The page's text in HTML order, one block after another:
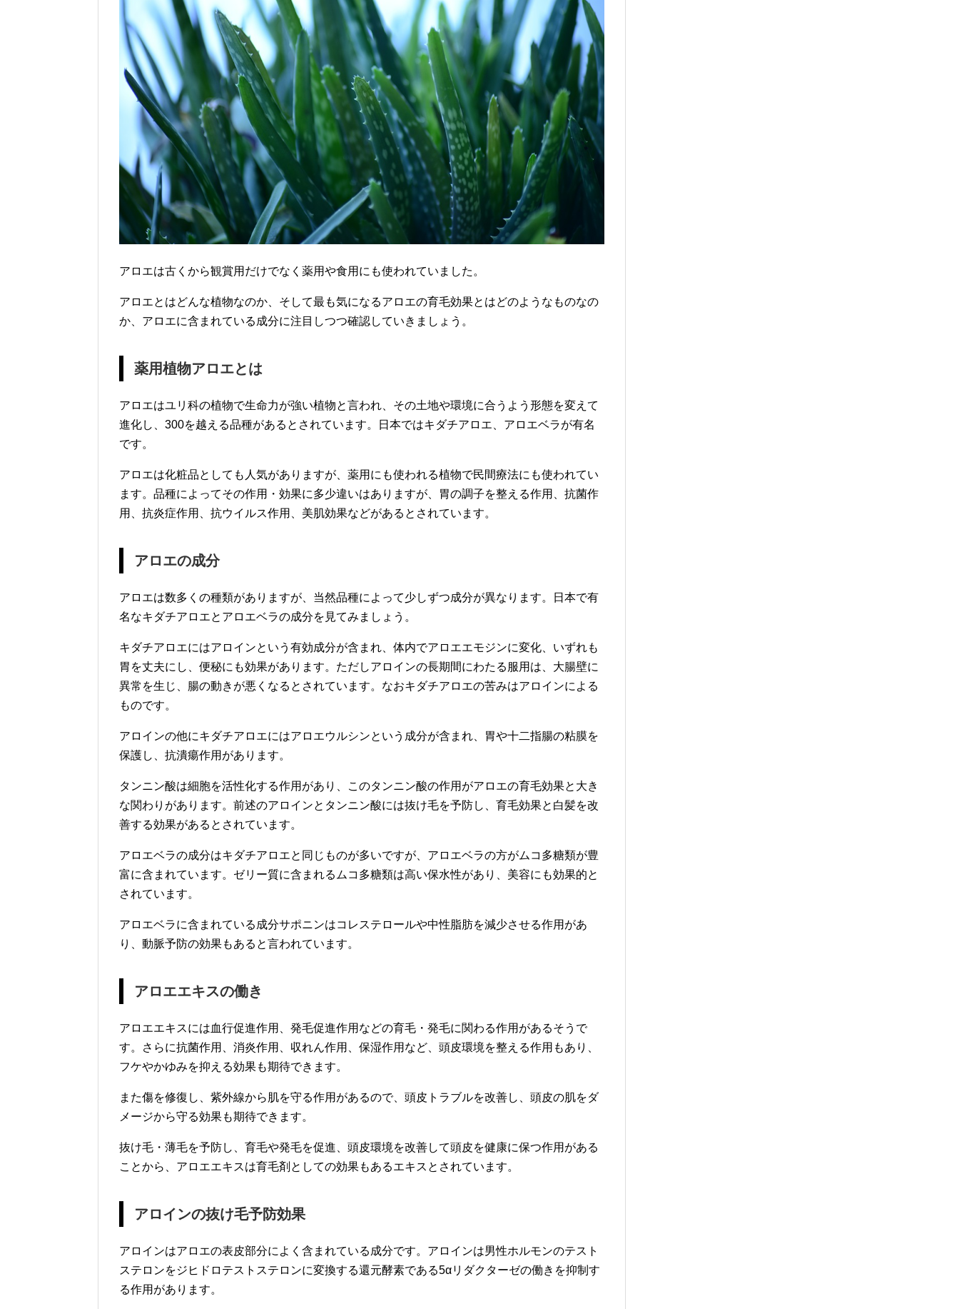
アロエは古くから観賞用だけでなく薬用や食用にも使われていました。
アロエとはどんな植物なのか、そして最も気になるアロエの育毛効果とはどのようなものなの
か、アロエに含まれている成分に注目しつつ確認していきましょう。
薬用植物アロエとは
アロエはユリ科の植物で生命力が強い植物と言われ、その土地や環境に合うよう形態を変えて
進化し、300を越える品種があるとされています。日本ではキダチアロエ、アロエベラが有名
です。
アロエは化粧品としても人気がありますが、薬用にも使われる植物で民間療法にも使われてい
ます。品種によってその作用・効果に多少違いはありますが、胃の調子を整える作用、抗菌作
用、抗炎症作用、抗ウイルス作用、美肌効果などがあるとされています。
アロエの成分
アロエは数多くの種類がありますが、当然品種によって少しずつ成分が異なります。日本で有
名なキダチアロエとアロエベラの成分を見てみましょう。
キダチアロエにはアロインという有効成分が含まれ、体内でアロエエモジンに変化、いずれも
胃を丈夫にし、便秘にも効果があります。ただしアロインの長期間にわたる服用は、大腸壁に
異常を生じ、腸の動きが悪くなるとされています。なおキダチアロエの苦みはアロインによる
ものです。
アロインの他にキダチアロエにはアロエウルシンという成分が含まれ、胃や十二指腸の粘膜を
保護し、抗潰瘍作用があります。
タンニン酸は細胞を活性化する作用があり、このタンニン酸の作用がアロエの育毛効果と大き
な関わりがあります。前述のアロインとタンニン酸には抜け毛を予防し、育毛効果と白髪を改
善する効果があるとされています。
アロエベラの成分はキダチアロエと同じものが多いですが、アロエベラの方がムコ多糖類が豊
富に含まれています。ゼリー質に含まれるムコ多糖類は高い保水性があり、美容にも効果的と
されています。
アロエベラに含まれている成分サポニンはコレステロールや中性脂肪を減少させる作用があ
り、動脈予防の効果もあると言われています。
アロエエキスの働き
アロエエキスには血行促進作用、発毛促進作用などの育毛・発毛に関わる作用があるそうで
す。さらに抗菌作用、消炎作用、収れん作用、保湿作用など、頭皮環境を整える作用もあり、
フケやかゆみを抑える効果も期待できます。
また傷を修復し、紫外線から肌を守る作用があるので、頭皮トラブルを改善し、頭皮の肌をダ
メージから守る効果も期待できます。
抜け毛・薄毛を予防し、育毛や発毛を促進、頭皮環境を改善して頭皮を健康に保つ作用がある
ことから、アロエエキスは育毛剤としての効果もあるエキスとされています。
アロインの抜け毛予防効果
アロインはアロエの表皮部分によく含まれている成分です。アロインは男性ホルモンのテスト
ステロンをジヒドロテストステロンに変換する還元酵素である5αリダクターゼの働きを抑制す
る作用があります。